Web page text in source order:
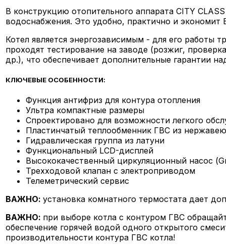
В конструкцию отопительного аппарата CITY
водоснабжения. Это удобно, практично и экономит
Котел является энергозависимым - для его работы
проходят тестирование на заводе (розжиг,
др.), что обеспечивает дополнительные гарантии
КЛЮЧЕВЫЕ ОСОБЕННОСТИ:
Функция антифриз для контура отопления
Ультра компактные размеры
Спроектировано для возможности легкого
Пластинчатый теплообменник ГВС из
Гидравлическая группа из латуни
Функциональный LCD-дисплей
Высококачественный циркуляционный насос
Трехходовой клапан с электроприводом
Телеметрический сервис
ВАЖНО:установка комнатного термостата дает
ВАЖНО: при выборе котла с контуром ГВС
обеспечение горячей водой одного открытого
производительности контура ГВС котла!